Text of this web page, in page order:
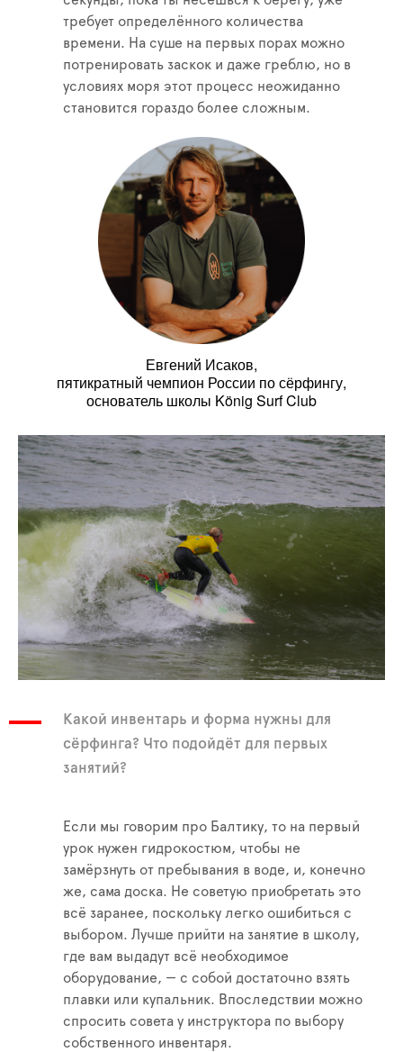
требует определённого количества
времени. На суше на первых порах можно
потренировать заскок и даже греблю, но в
условиях моря этот процесс неожиданно
становится гораздо более сложным.
Евгений Исаков,
пятикратный чемпион России по сёрфингу,
основатель школы König Surf Club
Какой инвентарь и форма нужны для
сёрфинга? Что подойдёт для первых
занятий?
Если мы говорим про Балтику, то на первый
урок нужен гидрокостюм, чтобы не
замёрзнуть от пребывания в воде, и, конечно
же, сама доска. Не советую приобретать это
всё заранее, поскольку легко ошибиться с
выбором. Лучше прийти на занятие в школу,
где вам выдадут всё необходимое
оборудование, — с собой достаточно взять
плавки или купальник. Впоследствии можно
спросить совета у инструктора по выбору
собственного инвентаря.